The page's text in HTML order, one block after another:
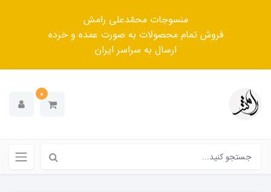
منسوجات محمّدعلی رامش
فروش تمام محصولات به صورت عمده و خرده
ارسال به سراسر ایران
0